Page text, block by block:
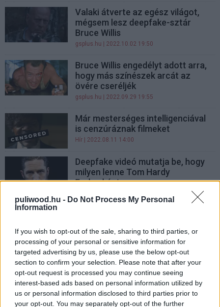
puliwood.hu - Do Not Process My Personal
Information
If you wish to opt-out of the sale, sharing to third parties, or
processing of your personal or sensitive information for
targeted advertising by us, please use the below opt-out
section to confirm your selection. Please note that after your
opt-out request is processed you may continue seeing
interest-based ads based on personal information utilized by
us or personal information disclosed to third parties prior to
your opt-out. You may separately opt-out of the further
Valaki átverte az egész világot,
mégsem lesz deepfake-sztár
Bruce Willis
gsplus.hu | 2022.10.02 19:50
Bruce Willis engedélyt adott arra,
hogy más színészek arcát az
övére cseréljék
gsplus.hu | 2022.09.29 19:55
Már mesterséges intelligenciával
is cenzúráznak filmeket
Hír | 2022.08.11 14:00
Deepfake videó mutatja be, hogy
milyen lenne Tom Hardy
Farkasként
interjúztunk a Budapest Comic
Conon
Hír| 2022.07.01 14:10
Ian McKellen és Barack Obama
együtt rabolnak
| 2022.02.06 22:00